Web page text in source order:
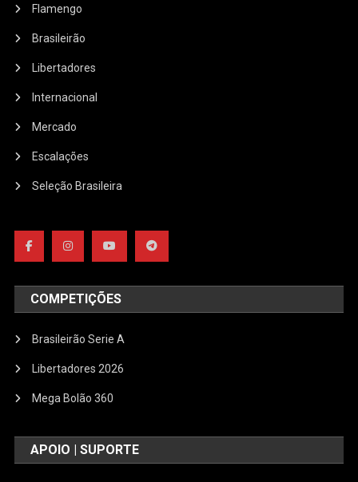
Flamengo
Brasileirão
Libertadores
Internacional
Mercado
Escalações
Seleção Brasileira
COMPETIÇÕES
Brasileirão Serie A
Libertadores 2026
Mega Bolão 360
APOIO | SUPORTE